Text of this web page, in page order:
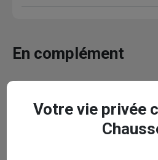
En complément
Votre vie privée